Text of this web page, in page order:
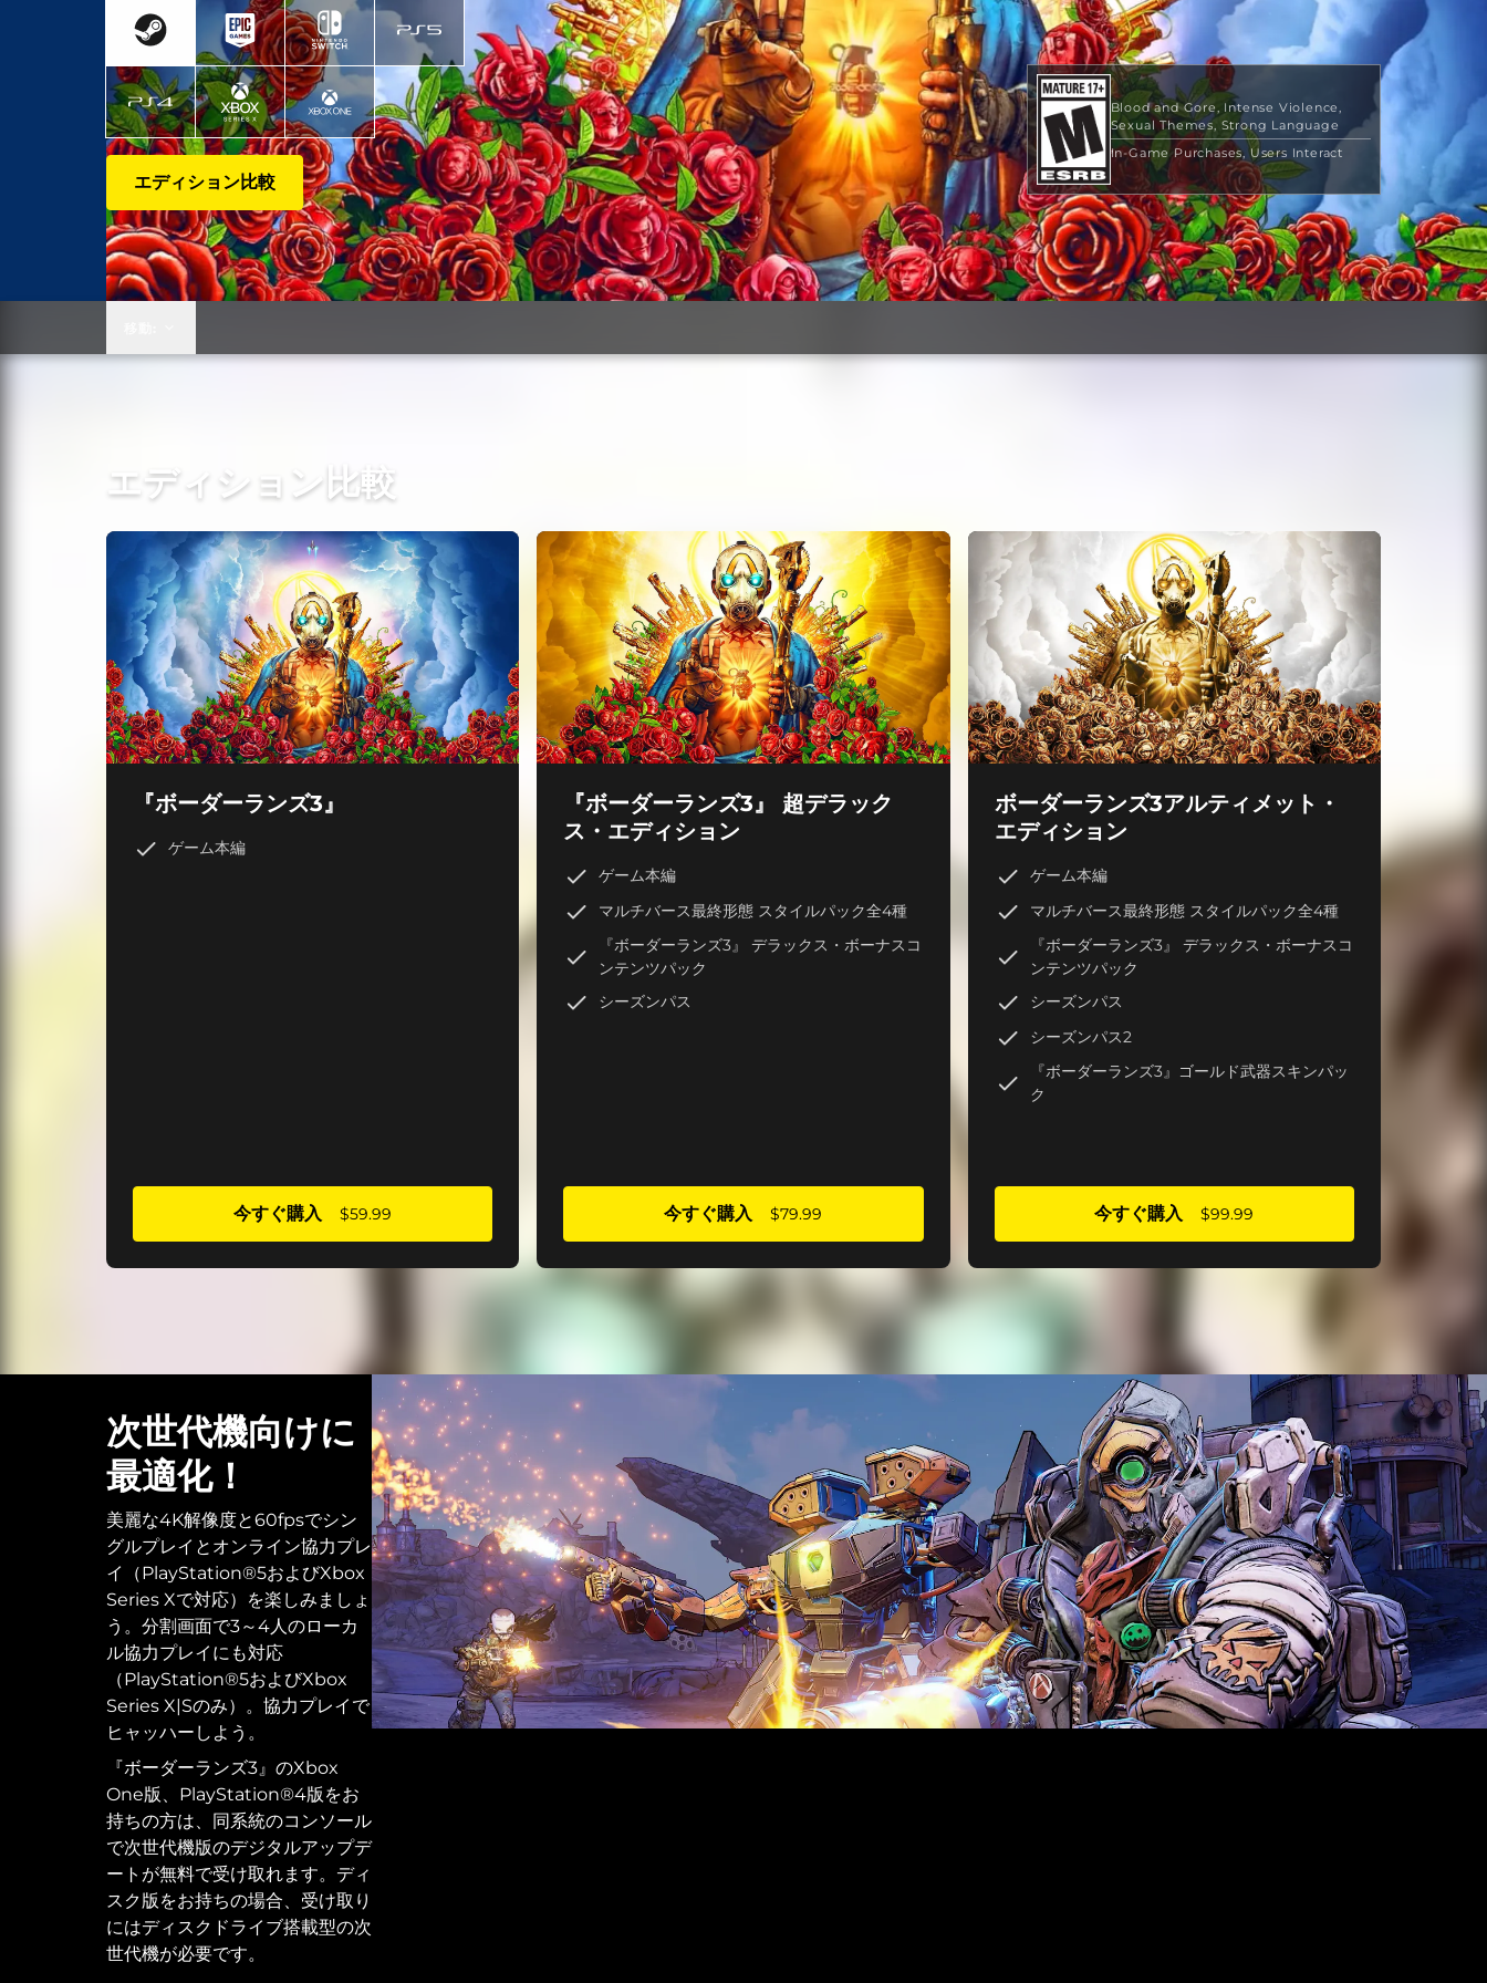
Blood and Gore
Intense Violence
Sexual Themes Strong Language
In-Game Purchases Users Interact
エディション比較
エディション比較
『ボーダーランズ3』
ゲーム本編
今すぐ購入 $59.99
『ボーダーランズ3』 超デラック
ス・エディション
ゲーム本編
マルチバース最終形態 スタイルパック全4種
『ボーダーランズ3』 デラックス・ボーナスコ
ンテンツパック
シーズンパス
今すぐ購入 $79.99
ボーダーランズ3アルティメット・
エディション
ゲーム本編
マルチバース最終形態 スタイルパック全4種
『ボーダーランズ3』 デラックス・ボーナスコ
ンテンツパック
シーズンパス
シーズンパス2
『ボーダーランズ3』ゴールド武器スキンパッ
ク
今すぐ購入 $99.99
次世代機向けに
最適化！
美麗な4K解像度と60fpsでシン
グルプレイとオンライン協力プレ
イ（PlayStation®5およびXbox
Series Xで対応）を楽しみましょ
う。分割画面で3～4人のローカ
ル協力プレイにも対応
（PlayStation®5およびXbox
Series X|Sのみ）。協力プレイで
ヒャッハーしよう。
『ボーダーランズ3』のXbox
One版、PlayStation®4版をお
持ちの方は、同系統のコンソール
で次世代機版のデジタルアップデ
ートが無料で受け取れます。ディ
スク版をお持ちの場合、受け取り
にはディスクドライブ搭載型の次
世代機が必要です。